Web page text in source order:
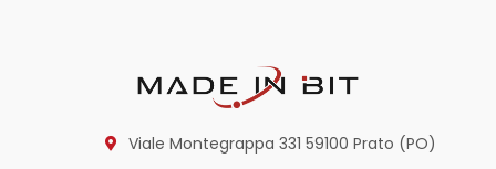
Viale Montegrappa 331 59100 Prato (PO)